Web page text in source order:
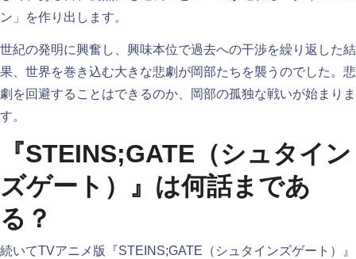
ン」を作り出します。
世紀の発明に興奮し、興味本位で過去への干渉を繰り返した結
果、世界を巻き込む大きな悲劇が岡部たちを襲うのでした。悲
劇を回避することはできるのか、岡部の孤独な戦いが始まりま
す。
『STEINS;GATE（シュタイン
ズゲート）』は何話まであ
る？
続いてTVアニメ版『STEINS;GATE（シュタインズゲート）』